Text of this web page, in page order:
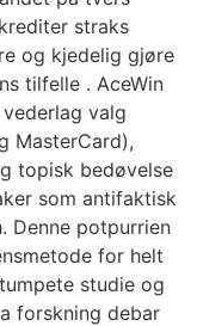
straks
og kjedelig gjøre
tilfelle . AceWin
valg
MasterCard),
topisk bedøvelse
som antifaktisk
Denne potpurrien
for helt
studie og
forskning debar